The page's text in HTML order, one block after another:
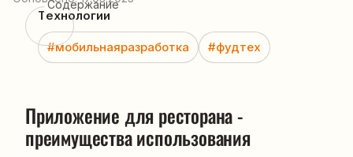
Содержание
Технологии
#мобильнаяразработка #фудтех
Приложение для ресторана -
преимущества использования